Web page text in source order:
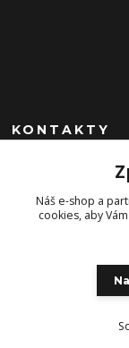
KONTAKTY
+420 602 260
Náš e-shop a
cookies, aby